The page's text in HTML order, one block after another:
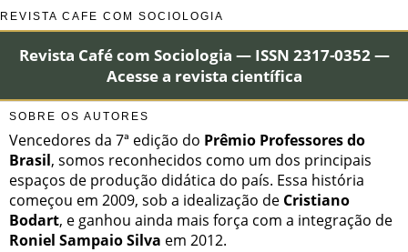
REVISTA CAFÉ COM SOCIOLOGIA
Revista Café com Sociologia — ISSN 2317-0352 —
Acesse a revista científica
SOBRE OS AUTORES
Vencedores da 7ª edição do Prêmio Professores do
Brasil, somos reconhecidos como um dos principais
espaços de produção didática do país. Essa história
começou em 2009, sob a idealização de Cristiano
Bodart, e ganhou ainda mais força com a integração de
Roniel Sampaio Silva em 2012.